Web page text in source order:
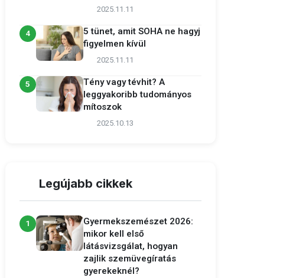
2025.11.11
4
5 tünet, amit SOHA ne hagyj
figyelmen kívül
2025.11.11
5
Tény vagy tévhit? A
leggyakoribb tudományos
mítoszok
2025.10.13
Legújabb cikkek
1
Gyermekszemészet 2026:
mikor kell első
látásvizsgálat, hogyan
zajlik szemüvegíratás
gyerekeknél?